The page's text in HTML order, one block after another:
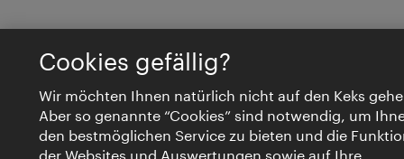
Cookies gefällig?
Wir möchten Ihnen natürlich nicht auf den Keks
Aber so genannte “Cookies” sind notwendig, um
den bestmöglichen Service zu bieten und die
der Websites und Auswertungen sowie auf Ihre